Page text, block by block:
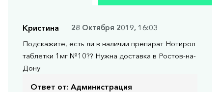
Кристина
28 Октября 2019, 16:03
Подскажите, есть ли в наличии препарат Нотирол
таблетки 1мг №10?? Нужна доставка в Ростов-на-
Дону
Ответ от: Администрация